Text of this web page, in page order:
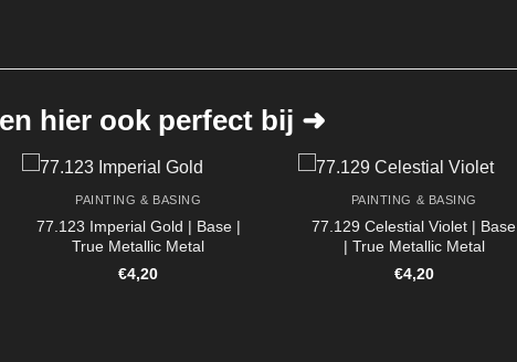
hier ook perfect bij ➜
PAINTING & BASING
77.123 Imperial Gold | Base |
True Metallic Metal
€4,20
PAINTING & BASING
77.129 Celestial Violet | Base
| True Metallic Metal
€4,20